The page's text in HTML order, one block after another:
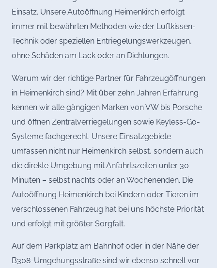
Einsatz. Unsere Autoöffnung Heimenkirch erfolgt
immer mit bewährten Methoden wie der Luftkissen-
Technik oder speziellen Entriegelungswerkzeugen,
ohne Schäden am Lack oder an Dichtungen.
Warum wir der richtige Partner für Fahrzeugöffnungen
in Heimenkirch sind? Mit über zehn Jahren Erfahrung
kennen wir alle gängigen Marken von VW bis Porsche
und öffnen Zentralverriegelungen sowie Keyless-Go-
Systeme fachgerecht. Unsere Einsatzgebiete
umfassen nicht nur Heimenkirch selbst, sondern auch
die direkte Umgebung mit Anfahrtszeiten unter 30
Minuten – selbst nachts oder an Wochenenden. Die
Autoöffnung Heimenkirch bei Kindern oder Tieren im
verschlossenen Fahrzeug hat bei uns höchste Priorität
und erfolgt mit größter Sorgfalt.
Auf dem Parkplatz am Bahnhof oder in der Nähe der
B308-Umgehungsstraße sind wir ebenso schnell vor